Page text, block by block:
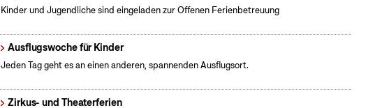
Kinder und Jugendliche sind eingeladen zur Offenen Ferienbetreuung
Ausflugswoche für Kinder
Jeden Tag geht es an einen anderen, spannenden Ausflugsort.
Zirkus- und Theaterferien